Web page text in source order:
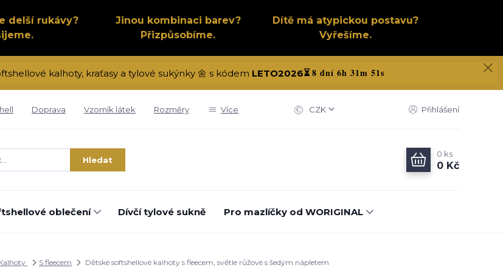
delší rukávy?
Jinou kombinaci barev?
Přizpůsobíme.
Dítě má atypickou postavu?
Vyřešíme.
kalhoty, kraťasy a tylové sukýnky 🌼 s kódem LETO2026⏳8 dní 6h 31m 50s
Doprava Vzorník látek Rozměry Více CZK Přihlášení
Hledat
0 ks
0 Kč
oblečení Dívčí tylové sukně Pro mazlíčky od WORIGINAL
S fleecem Dětské softshellové kalhoty s fleecem, světle růžové s šedým nápletem